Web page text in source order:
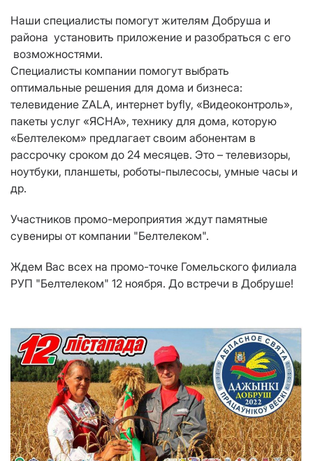
Наши специалисты помогут жителям Добруша и
района установить приложение и разобраться с его
возможностями.
Специалисты компании помогут выбрать
оптимальные решения для дома и бизнеса:
телевидение ZALA, интернет byfly, «Видеоконтроль»,
пакеты услуг «ЯСНА», технику для дома, которую
«Белтелеком» предлагает своим абонентам в
рассрочку сроком до 24 месяцев. Это – телевизоры,
ноутбуки, планшеты, роботы-пылесосы, умные часы и
др.
Участников промо-мероприятия ждут памятные
сувениры от компании "Белтелеком".
Ждем Вас всех на промо-точке Гомельского филиала
РУП "Белтелеком" 12 ноября. До встречи в Добруше!